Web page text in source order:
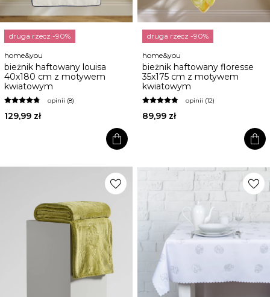
druga rzecz -90%
home&you
bieżnik haftowany louisa
40x180 cm z motywem
kwiatowym
opinii (8)
129,99 zł
shopping_bag
druga rzecz -90%
home&you
bieżnik haftowany floresse
35x175 cm z motywem
kwiatowym
opinii (12)
89,99 zł
shopping_bag
favorite favorite